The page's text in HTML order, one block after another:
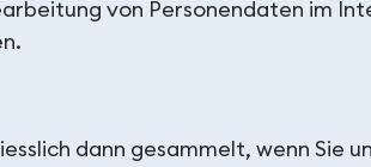
von Personendaten im
dann gesammelt, wenn Sie